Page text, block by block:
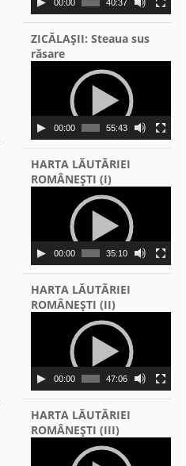
00:00 40:37
ZICĂLAŞII: Steaua sus
răsare
00:00 55:43
HARTA LĂUTĂRIEI
ROMÂNEŞTI (I)
00:00 35:10
HARTA LĂUTĂRIEI
ROMÂNEŞTI (II)
00:00 47:06
HARTA LĂUTĂRIEI
ROMÂNEŞTI (III)